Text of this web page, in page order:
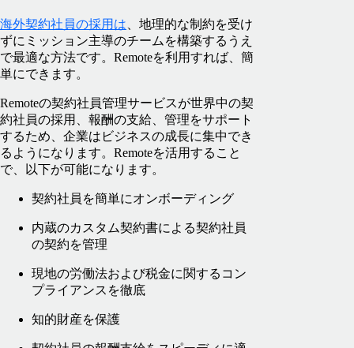
海外契約社員の採用は、地理的な制約を受け
ずにミッション主導のチームを構築するうえ
で最適な方法です。Remoteを利用すれば、簡
単にできます。
Remoteの契約社員管理サービスが世界中の契
約社員の採用、報酬の支給、管理をサポート
するため、企業はビジネスの成長に集中でき
るようになります。Remoteを活用すること
で、以下が可能になります。
契約社員を簡単にオンボーディング
内蔵のカスタム契約書による契約社員
の契約を管理
現地の労働法および税金に関するコン
プライアンスを徹底
知的財産を保護